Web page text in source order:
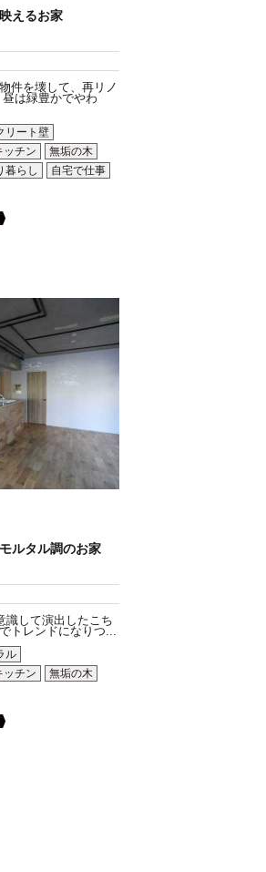
えるお家
件を壊して、再リノ
は緑豊かでやわ
リート壁
ッチン
無垢の木
暮らし
自宅で仕事
ルタル調のお家
識して演出したこち
トレンドになりつ...
ル
ッチン
無垢の木